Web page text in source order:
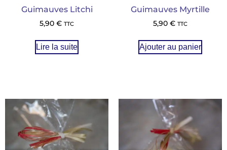
Guimauves Litchi
5,90 € TTC
Lire la suite
Guimauves Myrtille
5,90 € TTC
Ajouter au panier